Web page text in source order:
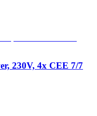
230V, 4x CEE 7/7